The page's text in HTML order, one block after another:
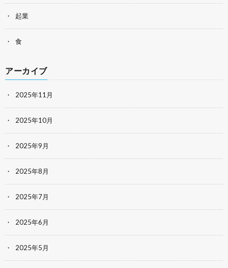
起業
食
アーカイブ
2025年11月
2025年10月
2025年9月
2025年8月
2025年7月
2025年6月
2025年5月